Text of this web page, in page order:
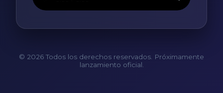
© 2026 Todos los derechos reservados. Próximamente
lanzamiento oficial.